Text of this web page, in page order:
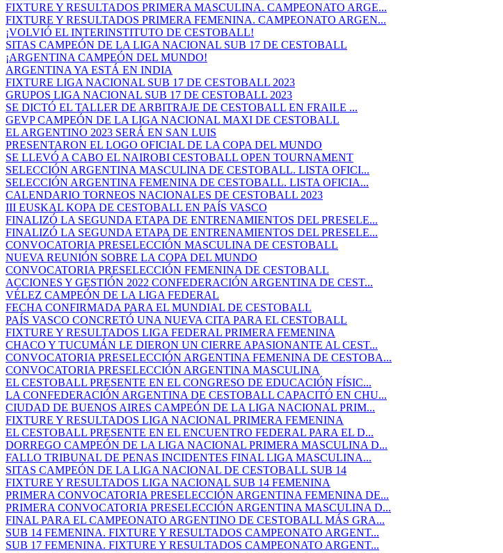
FIXTURE Y RESULTADOS PRIMERA MASCULINA. CAMPEONATO ARGE...
FIXTURE Y RESULTADOS PRIMERA FEMENINA. CAMPEONATO ARGEN...
¡VOLVIÓ EL INTERINSTITUTO DE CESTOBALL!
SITAS CAMPEÓN DE LA LIGA NACIONAL SUB 17 DE CESTOBALL
¡ARGENTINA CAMPEÓN DEL MUNDO!
ARGENTINA YA ESTÁ EN INDIA
FIXTURE LIGA NACIONAL SUB 17 DE CESTOBALL 2023
GRUPOS LIGA NACIONAL SUB 17 DE CESTOBALL 2023
SE DICTÓ EL TALLER DE ARBITRAJE DE CESTOBALL EN FRAILE ...
GEVP CAMPEÓN DE LA LIGA NACIONAL MAXI DE CESTOBALL
EL ARGENTINO 2023 SERÁ EN SAN LUIS
PRESENTARON EL LOGO OFICIAL DE LA COPA DEL MUNDO
SE LLEVÓ A CABO EL NAIROBI CESTOBALL OPEN TOURNAMENT
SELECCIÓN ARGENTINA MASCULINA DE CESTOBALL. LISTA OFICI...
SELECCIÓN ARGENTINA FEMENINA DE CESTOBALL. LISTA OFICIA...
CALENDARIO TORNEOS NACIONALES DE CESTOBALL 2023
III EUSKAL KOPA DE CESTOBALL EN PAÍS VASCO
FINALIZÓ LA SEGUNDA ETAPA DE ENTRENAMIENTOS DEL PRESELE...
FINALIZÓ LA SEGUNDA ETAPA DE ENTRENAMIENTOS DEL PRESELE...
CONVOCATORIA PRESELECCIÓN MASCULINA DE CESTOBALL
NUEVA REUNIÓN SOBRE LA COPA DEL MUNDO
CONVOCATORIA PRESELECCIÓN FEMENINA DE CESTOBALL
ACCIONES Y GESTIÓN 2022 CONFEDERACIÓN ARGENTINA DE CEST...
VÉLEZ CAMPEÓN DE LA LIGA FEDERAL
FECHA CONFIRMADA PARA EL MUNDIAL DE CESTOBALL
PAÍS VASCO CONCRETÓ UNA NUEVA CITA PARA EL CESTOBALL
FIXTURE Y RESULTADOS LIGA FEDERAL PRIMERA FEMENINA
CHACO Y TUCUMÁN LE DIERON UN CIERRE APASIONANTE AL CEST...
CONVOCATORIA PRESELECCIÓN ARGENTINA FEMENINA DE CESTOBA...
CONVOCATORIA PRESELECCIÓN ARGENTINA MASCULINA
EL CESTOBALL PRESENTE EN EL CONGRESO DE EDUCACIÓN FÍSIC...
LA CONFEDERACIÓN ARGENTINA DE CESTOBALL CAPACITÓ EN CHU...
CIUDAD DE BUENOS AIRES CAMPEÓN DE LA LIGA NACIONAL PRIM...
FIXTURE Y RESULTADOS LIGA NACIONAL PRIMERA FEMENINA
EL CESTOBALL PRESENTE EN EL ENCUENTRO FEDERAL PARA EL D...
DORREGO CAMPEÓN DE LA LIGA NACIONAL PRIMERA MASCULINA D...
FALLO TRIBUNAL DE PENAS INCIDENTES FINAL LIGA MASCULINA...
SITAS CAMPEÓN DE LA LIGA NACIONAL DE CESTOBALL SUB 14
FIXTURE Y RESULTADOS LIGA NACIONAL SUB 14 FEMENINA
PRIMERA CONVOCATORIA PRESELECCIÓN ARGENTINA FEMENINA DE...
PRIMERA CONVOCATORIA PRESELECCIÓN ARGENTINA MASCULINA D...
FINAL PARA EL CAMPEONATO ARGENTINO DE CESTOBALL MÁS GRA...
SUB 14 FEMENINA. FIXTURE Y RESULTADOS CAMPEONATO ARGENT...
SUB 17 FEMENINA. FIXTURE Y RESULTADOS CAMPEONATO ARGENT...